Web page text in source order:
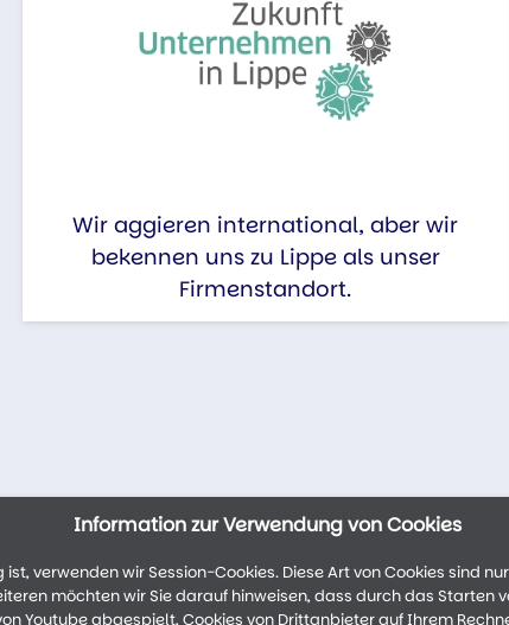
Wir aggieren international, aber wir
bekennen uns zu Lippe als unser
Firmenstandort.
Information zur Verwendung von Cookies
verwenden wir Session-Cookies. Diese Art von Cookies sind
möchten wir Sie darauf hinweisen, dass durch das Starten
Youtube abgespielt, Cookies von Drittanbieter auf Ihrem